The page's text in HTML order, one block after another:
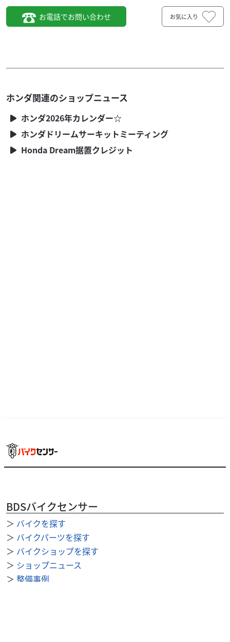
ホンダ
スタンドアップタクト 白 キャブ車 AF51
本体価格:ASK
ｃを主に新車～中古車まで幅広く取扱い中☆お客様に合...
お電話でお問い合わせ お気に入り
ホンダ関連のショップニュース
ホンダ2026年カレンダー☆
ホンダドリームサーキットミーティング
Honda Dream据置クレジット
BDSバイクセンサー
＞ バイクを探す
＞ バイクパーツを探す
＞ バイクショップを探す
＞ ショップニュース
＞ 整備事例